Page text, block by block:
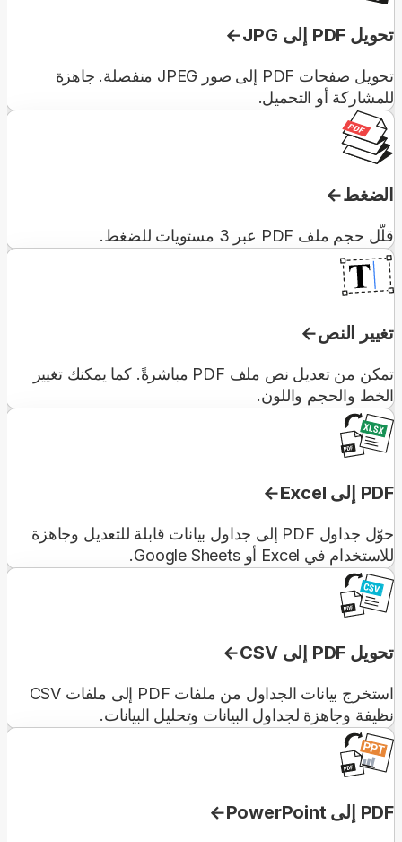
تحويل PDF إلى JPG
تحويل صفحات PDF إلى صور JPEG منفصلة. جاهزة
للمشاركة أو التحميل.
الضغط
قلّل حجم ملف PDF عبر 3 مستويات للضغط.
تغيير النص
تمكن من تعديل نص ملف PDF مباشرةً. كما يمكنك تغيير
الخط والحجم واللون.
PDF إلى Excel
حوّل جداول PDF إلى جداول بيانات قابلة للتعديل وجاهزة
للاستخدام في Excel أو Google Sheets.
تحويل PDF إلى CSV
استخرج بيانات الجداول من ملفات PDF إلى ملفات CSV
نظيفة وجاهزة لجداول البيانات وتحليل البيانات.
PDF إلى PowerPoint